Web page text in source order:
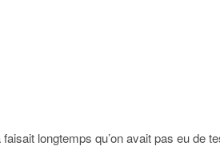
longtemps qu’on avait pas eu de